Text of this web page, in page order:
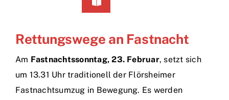
Toggle
Neuigkeiten
Rettungswege an Fastnacht
Am Fastnachtssonntag, 23. Februar, setzt sich
um 13.31 Uhr traditionell der Flörsheimer
Fastnachtsumzug in Bewegung. Es werden